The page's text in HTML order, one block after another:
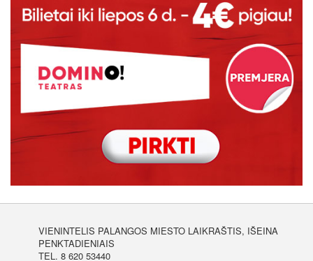
VIENINTELIS PALANGOS MIESTO LAIKRAŠTIS, IŠEINA
PENKTADIENIAIS
TEL. 8 620 53440